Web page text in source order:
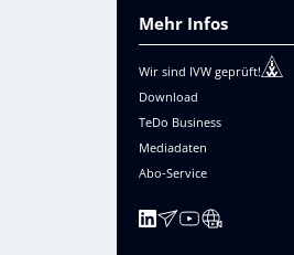
Mehr Infos
Wir sind IVW geprüft!
Download
TeDo Business
Mediadaten
Abo-Service